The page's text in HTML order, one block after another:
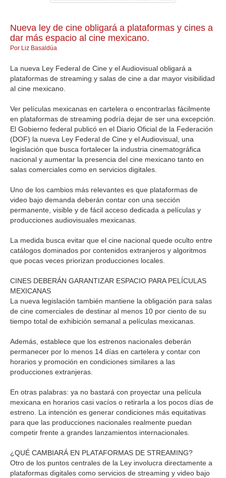
Nueva ley de cine obligará a plataformas y cines a
dar más espacio al cine mexicano.
Por Liz Basaldúa
La nueva Ley Federal de Cine y el Audiovisual obligará a
plataformas de streaming y salas de cine a dar mayor visibilidad
al cine mexicano.
Ver películas mexicanas en cartelera o encontrarlas fácilmente
en plataformas de streaming podría dejar de ser una excepción.
El Gobierno federal publicó en el Diario Oficial de la Federación
(DOF) la nueva Ley Federal de Cine y el Audiovisual, una
legislación que busca fortalecer la industria cinematográfica
nacional y aumentar la presencia del cine mexicano tanto en
salas comerciales como en servicios digitales.
Uno de los cambios más relevantes es que plataformas de
video bajo demanda deberán contar con una sección
permanente, visible y de fácil acceso dedicada a películas y
producciones audiovisuales mexicanas.
La medida busca evitar que el cine nacional quede oculto entre
catálogos dominados por contenidos extranjeros y algoritmos
que pocas veces priorizan producciones locales.
CINES DEBERÁN GARANTIZAR ESPACIO PARA PELÍCULAS
MEXICANAS
La nueva legislación también mantiene la obligación para salas
de cine comerciales de destinar al menos 10 por ciento de su
tiempo total de exhibición semanal a películas mexicanas.
Además, establece que los estrenos nacionales deberán
permanecer por lo menos 14 días en cartelera y contar con
horarios y promoción en condiciones similares a las
producciones extranjeras.
En otras palabras: ya no bastará con proyectar una película
mexicana en horarios casi vacíos o retirarla a los pocos días de
estreno. La intención es generar condiciones más equitativas
para que las producciones nacionales realmente puedan
competir frente a grandes lanzamientos internacionales.
¿QUÉ CAMBIARÁ EN PLATAFORMAS DE STREAMING?
Otro de los puntos centrales de la Ley involucra directamente a
plataformas digitales como servicios de streaming y video bajo